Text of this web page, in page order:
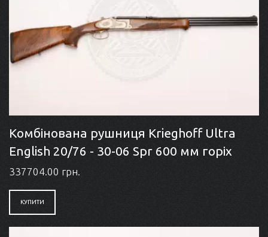
Комбінована рушниця Krieghoff Ultra
English 20/76 - 30-06 Spr 600 мм горіх
337704.00 грн.
КУПИТИ